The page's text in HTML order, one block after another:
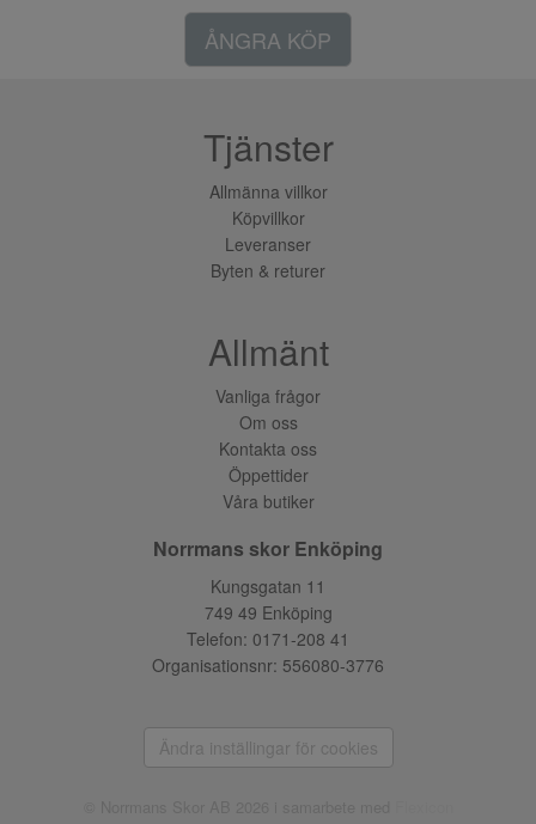
ÅNGRA KÖP
Tjänster
Allmänna villkor
Köpvillkor
Leveranser
Byten & returer
Allmänt
Vanliga frågor
Om oss
Kontakta oss
Öppettider
Våra butiker
Norrmans skor Enköping
Kungsgatan 11
749 49 Enköping
Telefon: 0171-208 41
Organisationsnr: 556080-3776
Ändra inställingar för cookies